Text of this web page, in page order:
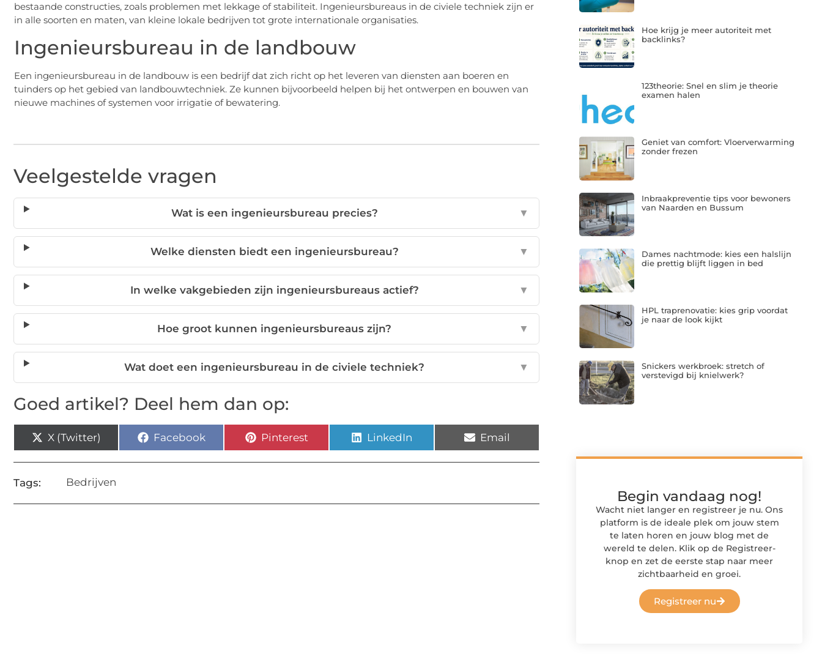
bestaande constructies, zoals problemen met lekkage of stabiliteit. Ingenieursbureaus in de civiele techniek zijn er
in alle soorten en maten, van kleine lokale bedrijven tot grote internationale organisaties.
Ingenieursbureau in de landbouw
Een ingenieursbureau in de landbouw is een bedrijf dat zich richt op het leveren van diensten aan boeren en
tuinders op het gebied van landbouwtechniek. Ze kunnen bijvoorbeeld helpen bij het ontwerpen en bouwen van
nieuwe machines of systemen voor irrigatie of bewatering.
Veelgestelde vragen
Wat is een ingenieursbureau precies? ▼
Welke diensten biedt een ingenieursbureau? ▼
In welke vakgebieden zijn ingenieursbureaus actief? ▼
Hoe groot kunnen ingenieursbureaus zijn? ▼
Wat doet een ingenieursbureau in de civiele techniek? ▼
Goed artikel? Deel hem dan op:
X (Twitter) Facebook Pinterest LinkedIn Email
Tags: Bedrijven
Hoe krijg je meer autoriteit met
backlinks?
123theorie: Snel en slim je theorie
examen halen
Geniet van comfort: Vloerverwarming
zonder frezen
Inbraakpreventie tips voor bewoners
van Naarden en Bussum
Dames nachtmode: kies een halslijn
die prettig blijft liggen in bed
HPL traprenovatie: kies grip voordat
je naar de look kijkt
Snickers werkbroek: stretch of
verstevigd bij knielwerk?
Begin vandaag nog!
Wacht niet langer en registreer je nu. Ons
platform is de ideale plek om jouw stem
te laten horen en jouw blog met de
wereld te delen. Klik op de Registreer-
knop en zet de eerste stap naar meer
zichtbaarheid en groei.
Registreer nu